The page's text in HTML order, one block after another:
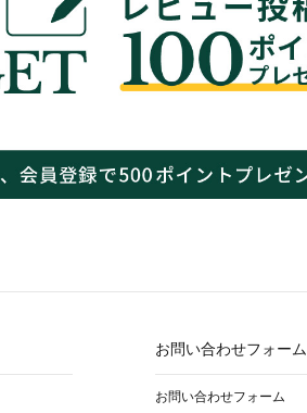
お問い合わせフォーム
お問い合わせフォーム